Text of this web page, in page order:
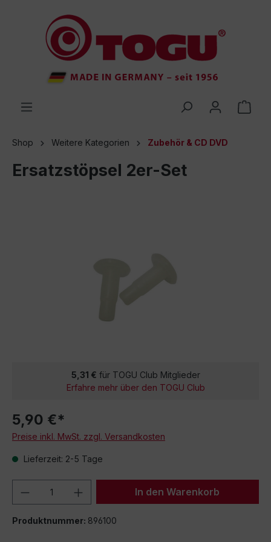
springen
Shop Weitere Kategorien Zubehör & CD DVD
Ersatzstöpsel 2er-Set
5,31 € für TOGU Club Mitglieder
Erfahre mehr über den TOGU Club
5,90 €*
Preise inkl. MwSt. zzgl. Versandkosten
Lieferzeit: 2-5 Tage
Produkt Anzahl: Gib denIn den Warenkorb
Produktnummer: 896100